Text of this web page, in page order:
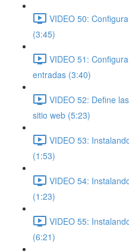
VIDEO 50:
(3:45)
VIDEO 51:
entradas (3:40)
VIDEO 52: Define
sitio web (5:23)
VIDEO 53:
(1:53)
VIDEO 54:
(1:23)
VIDEO 55:
(6:21)